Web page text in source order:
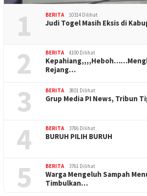
1 BERITA 10314 Dilihat
Judi Togel Masih Eksis di
2 BERITA 4100 Dilihat
Rejang…
3 BERITA 3801 Dilihat
Grup Media PI News, Tribun
4 BERITA 3786 Dilihat
BURUH PILIH BURUH
5 BERITA 3761 Dilihat
Warga Mengeluh Sampah
Timbulkan…